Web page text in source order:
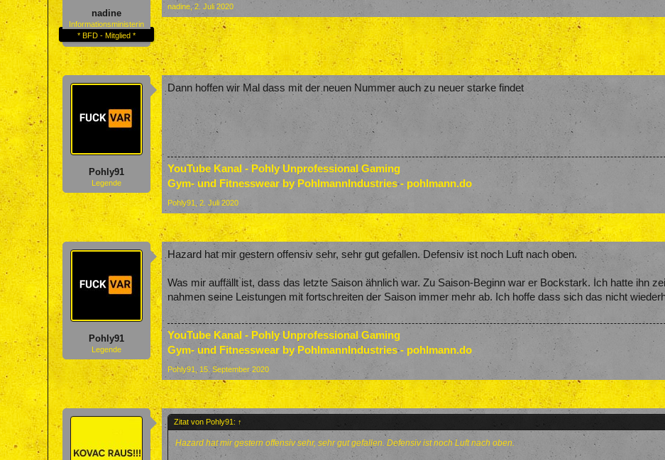
nadine
Informationsministerin
* BFD - Mitglied *
nadine , 2. Juli 2020
Pohly91
Legende
Dann hoffen wir Mal dass mit der neuen Nummer auch zu neuer starke findet
YouTube Kanal - Pohly Unprofessional Gaming
Gym- und Fitnesswear by PohlmannIndustries - pohlmann.do
Pohly91 , 2. Juli 2020
Pohly91
Legende
Hazard hat mir gestern offensiv sehr, sehr gut gefallen. Defensiv ist noch Luft nach oben.
Was mir auffällt ist, dass das letzte Saison ähnlich war. Zu Saison-Beginn war er Bockstark. Ich hatte ihn
nahmen seine Leistungen mit fortschreiten der Saison immer mehr ab. Ich hoffe dass sich das nicht
YouTube Kanal - Pohly Unprofessional Gaming
Gym- und Fitnesswear by PohlmannIndustries - pohlmann.do
Pohly91 , 15. September 2020
Zitat von Pohly91: ↑
Hazard hat mir gestern offensiv sehr, sehr gut gefallen. Defensiv ist noch Luft nach oben.